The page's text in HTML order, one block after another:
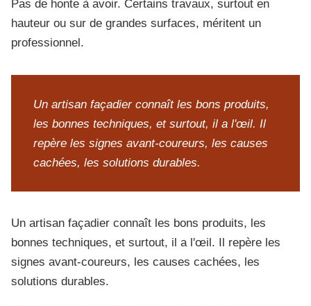
Pas de honte à avoir. Certains travaux, surtout en
hauteur ou sur de grandes surfaces, méritent un
professionnel.
Un artisan façadier connaît les bons produits,
les bonnes techniques, et surtout, il a l'œil. Il
repère les signes avant-coureurs, les causes
cachées, les solutions durables.
Un artisan façadier connaît les bons produits, les
bonnes techniques, et surtout, il a l'œil. Il repère les
signes avant-coureurs, les causes cachées, les
solutions durables.